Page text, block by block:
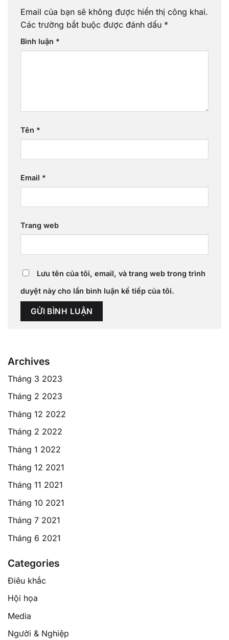
Email của bạn sẽ không được hiển thị công khai.
Các trường bắt buộc được đánh dấu *
Bình luận *
Tên *
Email *
Trang web
Lưu tên của tôi, email, và trang web trong trình
duyệt này cho lần bình luận kế tiếp của tôi.
Archives
Tháng 3 2023
Tháng 2 2023
Tháng 12 2022
Tháng 2 2022
Tháng 1 2022
Tháng 12 2021
Tháng 11 2021
Tháng 10 2021
Tháng 7 2021
Tháng 6 2021
Categories
Điêu khắc
Hội họa
Media
Người & Nghiệp